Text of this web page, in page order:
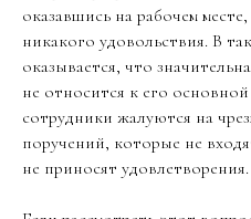
оказавшись на рабочем
никакого удовольствия. В
оказывается, что
не относится к его
сотрудники жалуются на
поручений, которые не
не приносят удовлетворения.